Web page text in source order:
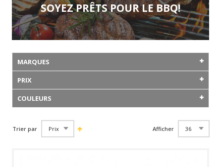
SOYEZ PRÊTS POUR LE BBQ!
MARQUES
PRIX
COULEURS
Trier par Afficher